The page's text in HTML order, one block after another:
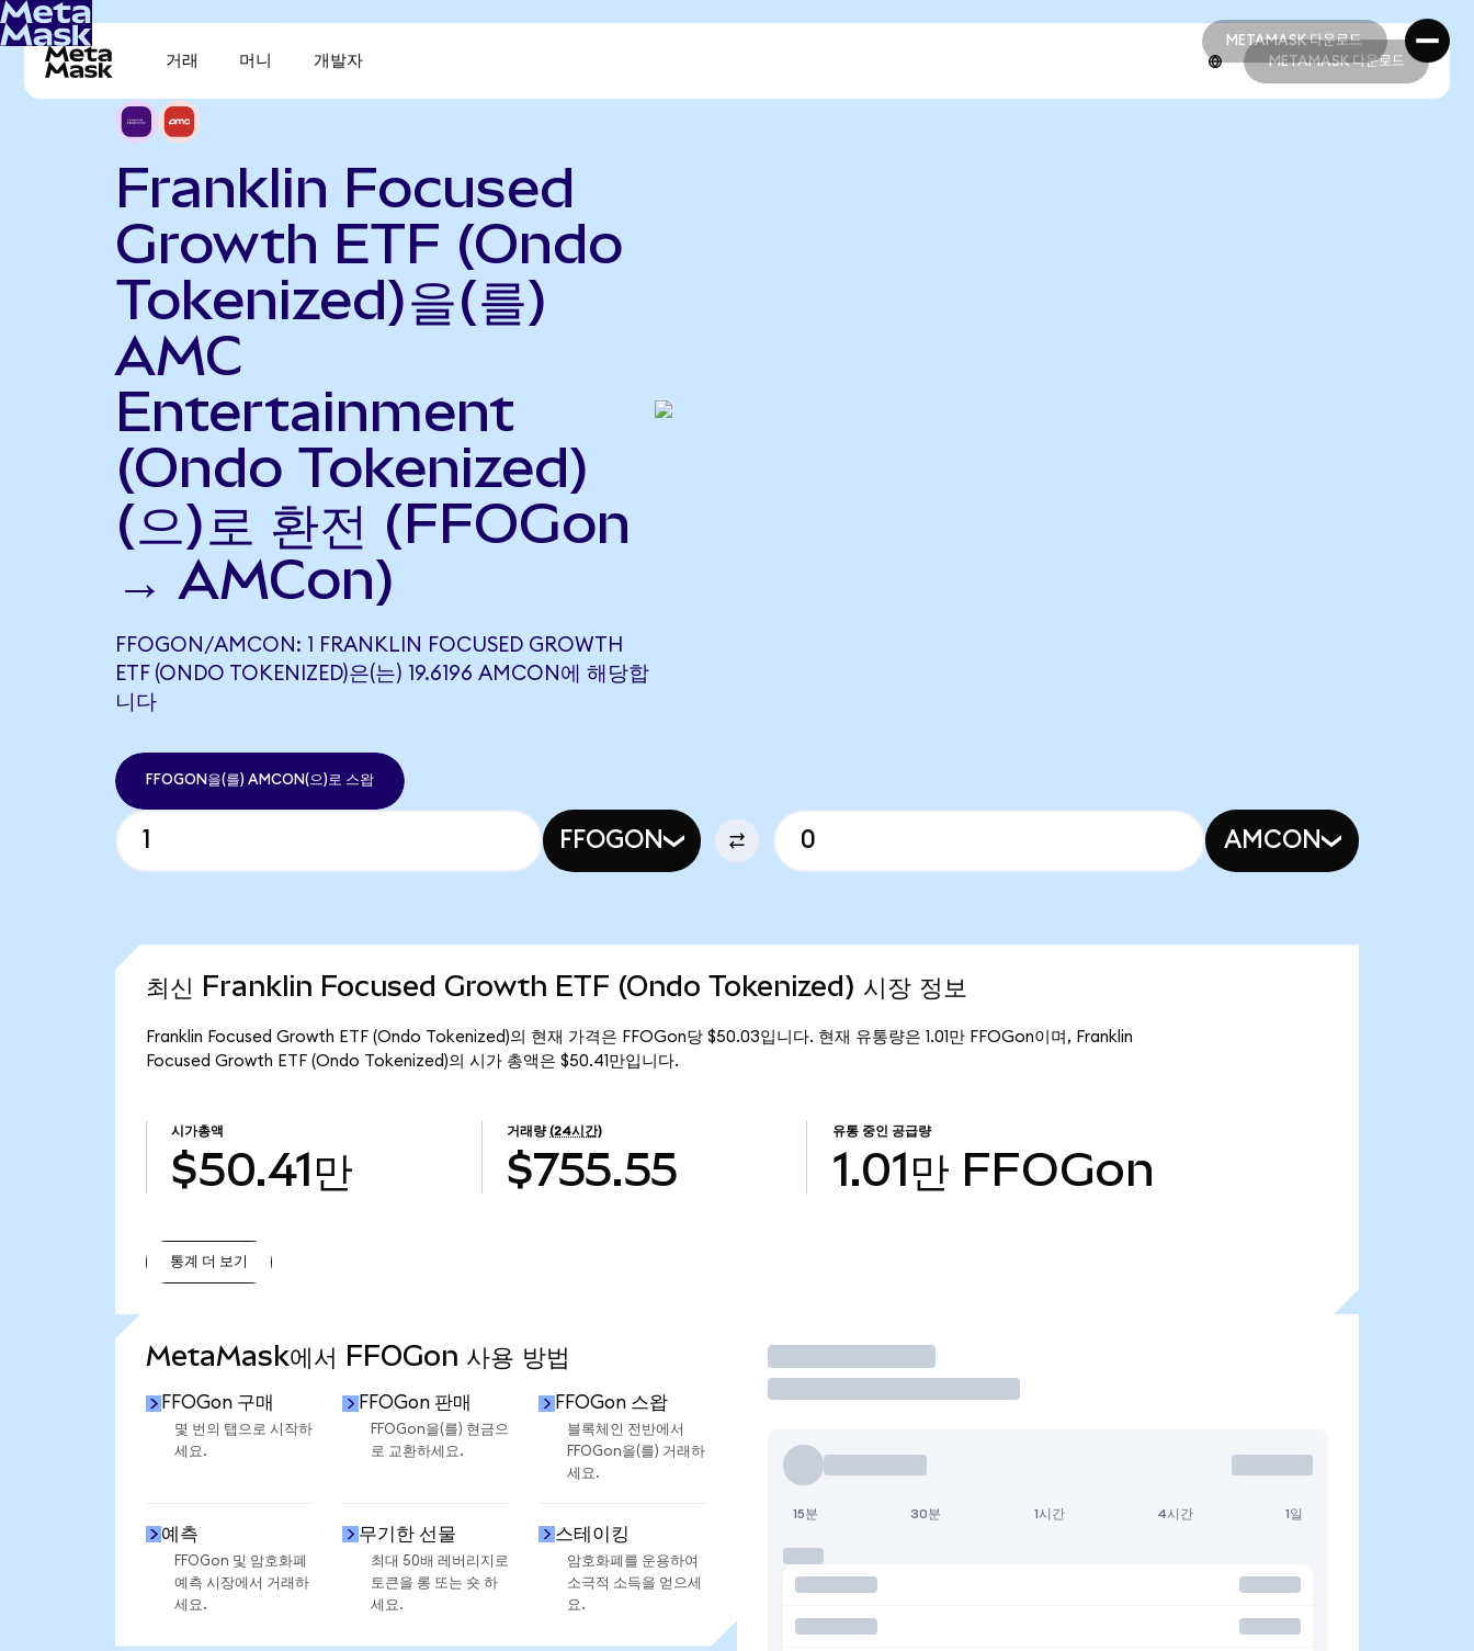
METAMASK 다운로드
METAMASK 다운로드
거래 머니 개발자 METAMASK 다운로드
Franklin Focused
Growth ETF (Ondo
Tokenized)을(를)
AMC
Entertainment
(Ondo Tokenized)
(으)로 환전 (FFOGon
→ AMCon)
FFOGON/AMCON: 1 FRANKLIN FOCUSED GROWTH
ETF (ONDO TOKENIZED)은(는) 19.6196 AMCON에 해당합
니다
FFOGON을(를) AMCON(으)로 스왑
FFOGON AMCON
최신 Franklin Focused Growth ETF (Ondo Tokenized) 시장 정보
Franklin Focused Growth ETF (Ondo Tokenized)의 현재 가격은 FFOGon당 $50.03입니다. 현재 유통량은 1.01만 FFOGon이며, Franklin
Focused Growth ETF (Ondo Tokenized)의 시가 총액은 $50.41만입니다.
시가총액
$50.41만
거래량 (24시간)
$755.55
유통 중인 공급량
1.01만 FFOGon
통계 더 보기
MetaMask에서 FFOGon 사용 방법
FFOGon 구매
몇 번의 탭으로 시작하
세요.
FFOGon 판매
FFOGon을(를) 현금으
로 교환하세요.
FFOGon 스왑
블록체인 전반에서
FFOGon을(를) 거래하
세요.
예측
FFOGon 및 암호화폐
예측 시장에서 거래하
세요.
무기한 선물
최대 50배 레버리지로
토큰을 롱 또는 숏 하
세요.
스테이킹
암호화폐를 운용하여
소극적 소득을 얻으세
요.
거래
15분 30분 1시간 4시간 1일